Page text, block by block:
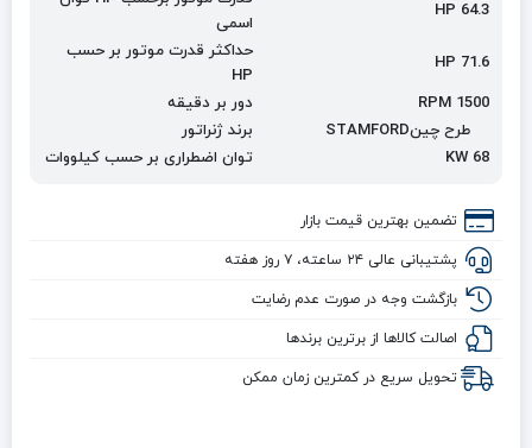
HP 64.3
اسمی
HP 71.6
حداکثر قدرت موتور بر حسب
HP
RPM 1500
دور بر دقیقه
طرح چینSTAMFORD
برند ژنراتور
KW 68
توان اضطراری بر حسب کیلووات
تضمین بهترین قیمت بازار
پشتیبانی عالی ۲۴ ساعته، ۷ روز هفته
بازگشت وجه در صورت عدم رضایت
اصالت کالاها از برترین برندها
تحویل سریع در کمترین زمان ممکن